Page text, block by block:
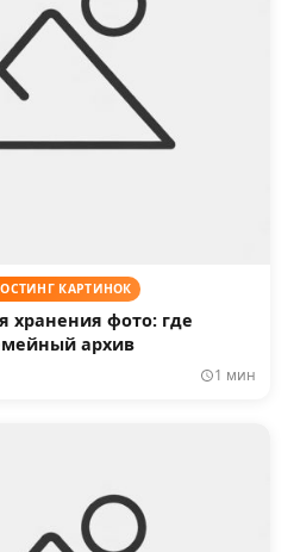
КАРТИНОК
хранения фото: где
архив
1 мин